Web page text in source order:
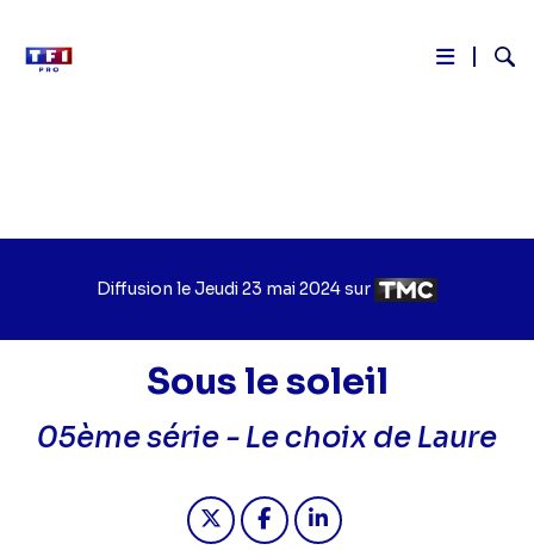
Diffusion leJour
diffusion
Jeudi 23 mai 2024sur Chaîne
diffusion
Sous le soleil
05ème série -Le choix de Laure
Partager "2024-05-23 08:25 -
Partager "2024-05-23